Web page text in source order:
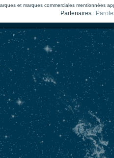
et marques commerciales mentionnées
Partenaires :